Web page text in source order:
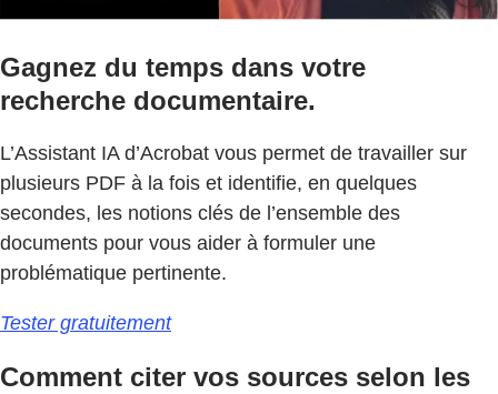
Gagnez du temps dans votre
recherche documentaire.
L’Assistant IA d’Acrobat vous permet de travailler sur
plusieurs PDF à la fois et identifie, en quelques
secondes, les notions clés de l’ensemble des
documents pour vous aider à formuler une
problématique pertinente.
Tester gratuitement
Comment citer vos sources selon les